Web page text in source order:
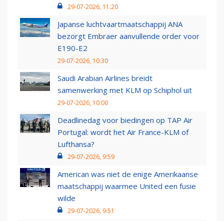
29-07-2026, 11:20
Japanse luchtvaartmaatschappij ANA
bezorgt Embraer aanvullende order voor
E190-E2
29-07-2026, 10:30
Saudi Arabian Airlines breidt
samenwerking met KLM op Schiphol uit
29-07-2026, 10:00
Deadlinedag voor biedingen op TAP Air
Portugal: wordt het Air France-KLM of
Lufthansa?
29-07-2026, 9:59
American was niet de enige Amerikaanse
maatschappij waarmee United een fusie
wilde
29-07-2026, 9:51